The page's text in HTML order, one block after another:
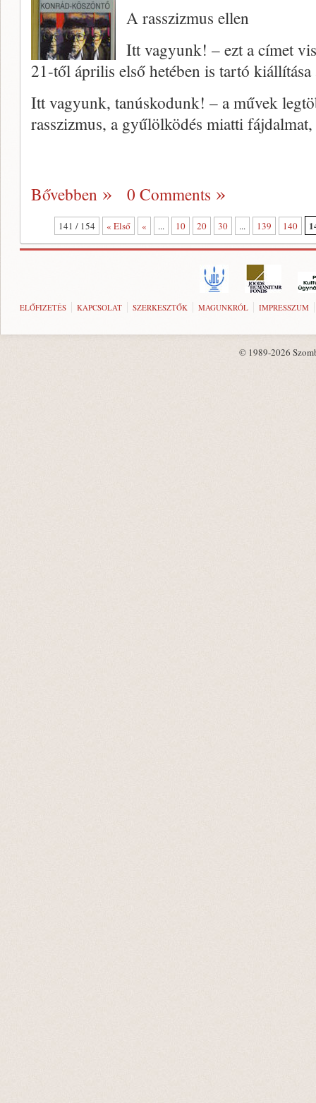
A rasszizmus ellen
Itt vagyunk! – ezt a címet
21-től április első hetében is tartó
Itt vagyunk, tanúskodunk! – a művek
rasszizmus, a gyűlölködés miatti
Bővebben 0 Comments
141 / 154 « Első « ... 10 20 30 ... 139 140
ELŐFIZETÉS KAPCSOLAT SZERKESZTŐK MAGUNKRÓL IMPRESSZUM
© 1989-2026